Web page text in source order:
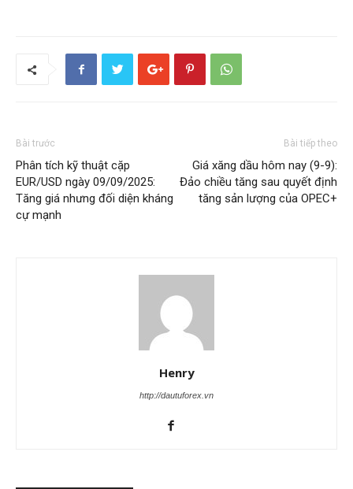
Bài trước
Phân tích kỹ thuật cặp
EUR/USD ngày 09/09/2025:
Tăng giá nhưng đối diện kháng
cự mạnh
Bài tiếp theo
Giá xăng dầu hôm nay (9-9):
Đảo chiều tăng sau quyết định
tăng sản lượng của OPEC+
Henry
http://dautuforex.vn